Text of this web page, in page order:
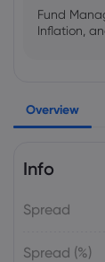
Fund
Inflation,
US
October
US-EU
Overview
Info
Spread
Spread (%)